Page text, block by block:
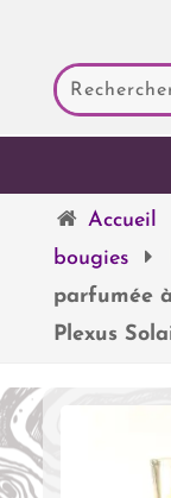
Accueil
bougies
parfumée
Plexus